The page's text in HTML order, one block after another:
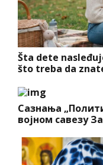
Šta dete
što treba da
Сазнања
војном савезу